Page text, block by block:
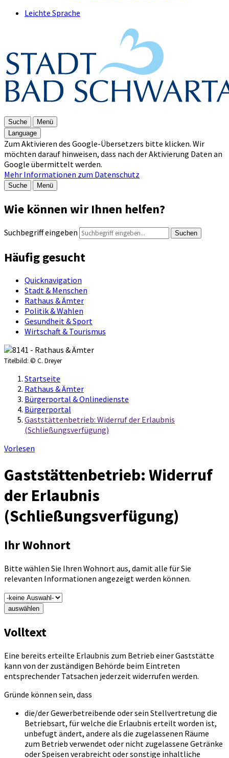
Leichte Sprache
Suche
Menü
Language
Zum Aktivieren des Google-Übersetzers bitte klicken. Wir
möchten darauf hinweisen, dass nach der Aktivierung Daten an
Google übermittelt werden.
Mehr Informationen zum Datenschutz
Suche Menü
Wie können wir Ihnen helfen?
Suchbegriff eingeben Suchen
Häufig gesucht
Quicknavigation
Stadt & Menschen
Rathaus & Ämter
Politik & Wahlen
Gesundheit & Sport
Wirtschaft & Tourismus
Titelbild: © C. Dreyer
Startseite
Rathaus & Ämter
Bürgerportal & Onlinedienste
Bürgerportal
Gaststättenbetrieb: Widerruf der Erlaubnis
(Schließungsverfügung)
Vorlesen
Gaststättenbetrieb: Widerruf
der Erlaubnis
(Schließungsverfügung)
Ihr Wohnort
Bitte wählen Sie Ihren Wohnort aus, damit alle für Sie
relevanten Informationen angezeigt werden können.
auswählen
Volltext
Eine bereits erteilte Erlaubnis zum Betrieb einer Gaststätte
kann von der zuständigen Behörde beim Eintreten
entsprechender Tatsachen jederzeit widerrufen werden.
Gründe können sein, dass
die/der Gewerbetreibende oder sein Stellvertretung die
Betriebsart, für welche die Erlaubnis erteilt worden ist,
unbefugt ändert, andere als die zugelassenen Räume
zum Betrieb verwendet oder nicht zugelassene Getränke
oder Speisen verabreicht oder sonstige inhaltliche